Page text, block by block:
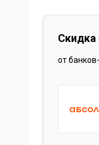
Скидка
от